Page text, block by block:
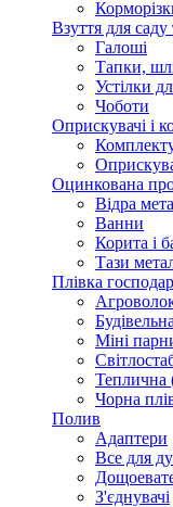
Взуття для саду
Галоші
Тапки,
Устілки
Чоботи
Оприскувачі і
Оцинкована
Відра
Ванни
Корита і
Тази
Плівка
Міні
Теплична
Чорна
Полив
Адаптери
Все для
З'єднувачі